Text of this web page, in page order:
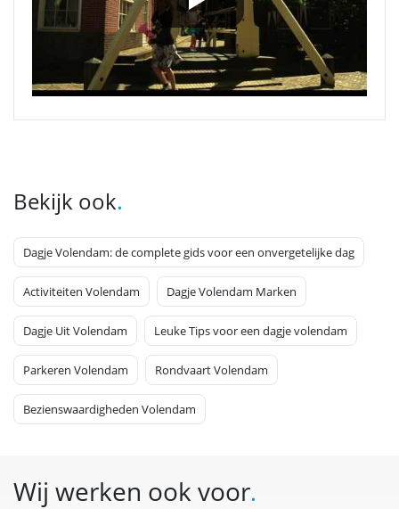
Bekijk ook.
Dagje Volendam: de complete gids voor een onvergetelijke dag
Activiteiten Volendam Dagje Volendam Marken
Dagje Uit Volendam Leuke Tips voor een dagje volendam
Parkeren Volendam Rondvaart Volendam
Bezienswaardigheden Volendam
Wij werken ook voor.